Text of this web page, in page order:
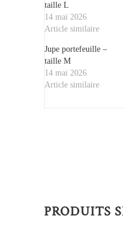
taille L
14 mai 2026
Article similaire
Jupe portefeuille –
taille M
14 mai 2026
Article similaire
PRODUITS